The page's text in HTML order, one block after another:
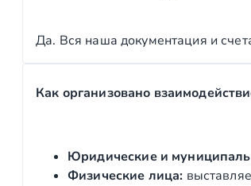
Да. Вся наша документация и
Как организовано
Юридические и
Физические лица: